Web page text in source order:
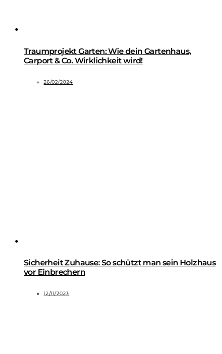
Traumprojekt Garten: Wie dein Gartenhaus,
Carport & Co. Wirklichkeit wird!
26/02/2024
Sicherheit Zuhause: So schützt man sein Holzhaus
vor Einbrechern
12/11/2023